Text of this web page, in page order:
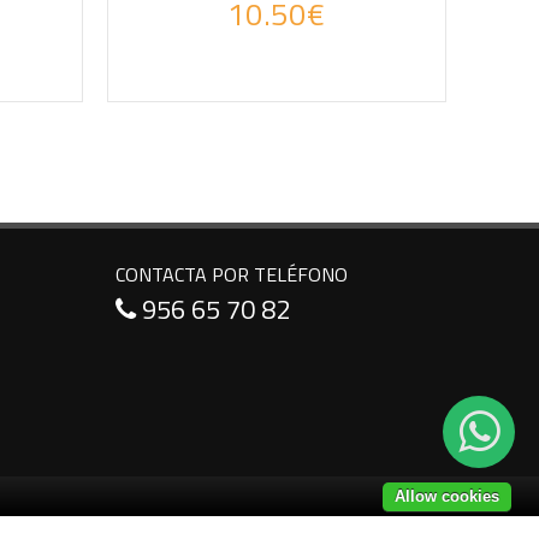
10.50€
Haz tus consultas por WhatsApp
CONTACTA POR TELÉFONO
956 65 70 82
Allow cookies